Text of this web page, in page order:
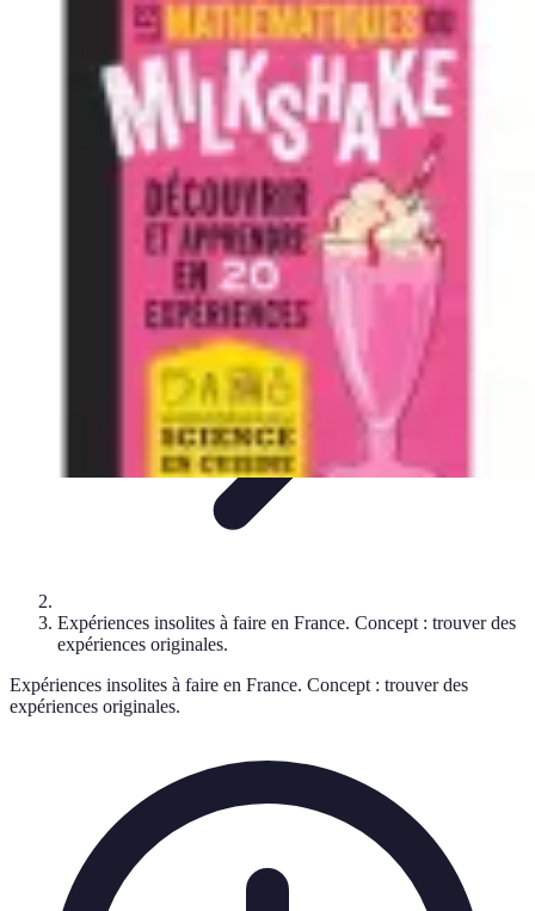
Logement InsoliteHébergement InsoliteAventures
Aventure Extrême
Évasion Unique
Expériences insolites à faire en France. Concept : trouver des
expériences originales.
Expériences insolites à faire en France. Concept : trouver des
expériences originales.